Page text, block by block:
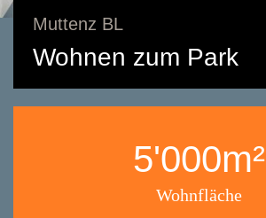
Muttenz BL
Wohnen zum Park
5'000m²
Wohnfläche